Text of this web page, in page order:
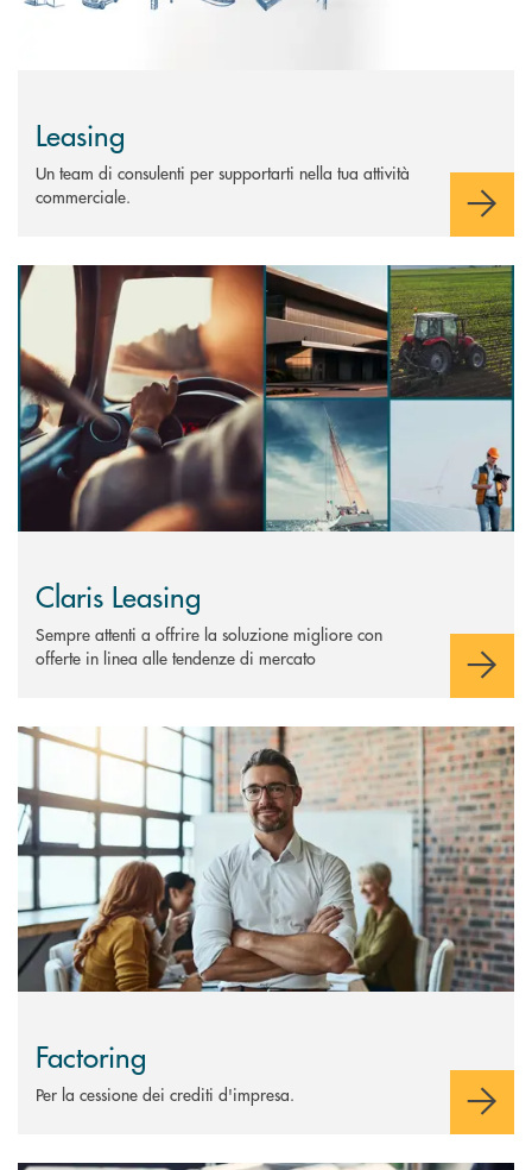
Leasing
Un team di consulenti per supportarti nella tua attività
commerciale.
Scopri di più Claris Leasing
Claris Leasing
Sempre attenti a offrire la soluzione migliore con
offerte in linea alle tendenze di mercato
Scopri di più Factoring
Factoring
Per la cessione dei crediti d'impresa.